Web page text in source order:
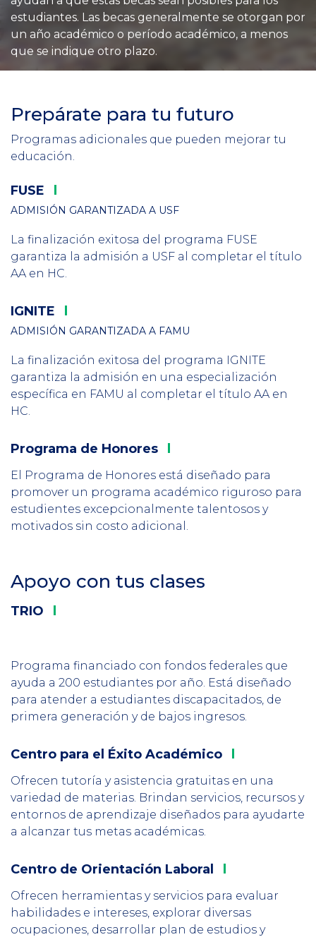
estudiantes. Las becas generalmente se otorgan por
un año académico o período académico, a menos
que se indique otro plazo.
Section
Header
Prepárate para tu futuro
Intro
Programas adicionales que pueden mejorar tu
educación.
Column
1
FUSE
ADMISIÓN GARANTIZADA A USF
La finalización exitosa del programa FUSE
garantiza la admisión a USF al completar el título
AA en HC.
Column
2
IGNITE
ADMISIÓN GARANTIZADA A FAMU
La finalización exitosa del programa IGNITE
garantiza la admisión en una especialización
específica en FAMU al completar el título AA en
HC.
Column
3
Programa de Honores
El Programa de Honores está diseñado para
promover un programa académico riguroso para
estudientes excepcionalmente talentosos y
motivados sin costo adicional.
Section
Header
Apoyo con tus clases
Column
TRIO
Programa financiado con fondos federales que
ayuda a 200 estudiantes por año. Está diseñado
para atender a estudiantes discapacitados, de
primera generación y de bajos ingresos.
Column
2
Centro para el Éxito Académico
Ofrecen tutoría y asistencia gratuitas en una
variedad de materias. Brindan servicios, recursos y
entornos de aprendizaje diseñados para ayudarte
a alcanzar tus metas académicas.
Column
3
Centro de Orientación Laboral
Ofrecen herramientas y servicios para evaluar
habilidades e intereses, explorar diversas
ocupaciones, desarrollar plan de estudios y